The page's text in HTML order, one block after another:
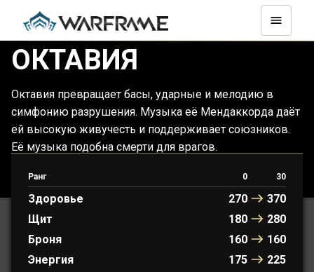
ОКТАВИЯ
Октавия превращает басы, ударные и мелодию в
симфонию разрушения. Музыка её Мендаккорда даёт
ей высокую живучесть и поддерживает союзников.
Её музыка подобна смерти для врагов.
ОКТАВИЯ ПРАЙМ
Ранг 0 30
Здоровье 270
370
Щит
180
280
Броня
160
160
Энергия
175 225